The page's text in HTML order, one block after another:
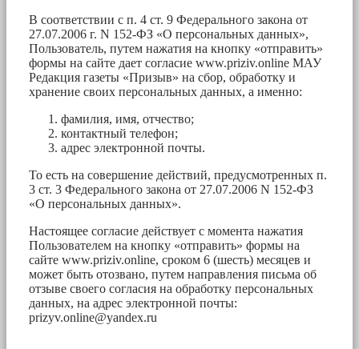
В соответствии с п. 4 ст. 9 Федерального закона от
27.07.2006 г. N 152-ФЗ «О персональных данных»,
Пользователь, путем нажатия на кнопку «отправить»
формы на сайте дает согласие www.priziv.online МАУ
Редакция газеты «Призыв» на сбор, обработку и
хранение своих персональных данных, а именно:
фамилия, имя, отчество;
контактный телефон;
адрес электронной почты.
То есть на совершение действий, предусмотренных п.
3 ст. 3 Федерального закона от 27.07.2006 N 152-ФЗ
«О персональных данных».
Настоящее согласие действует с момента нажатия
Пользователем на кнопку «отправить» формы на
сайте www.priziv.online, сроком 6 (шесть) месяцев и
может быть отозвано, путем направления письма об
отзыве своего согласия на обработку персональных
данных, на адрес электронной почты:
prizyv.online@yandex.ru